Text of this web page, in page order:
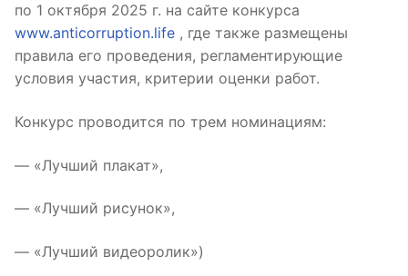
по 1 октября 2025 г. на сайте конкурса
www.anticorruption.life , где также размещены
правила его проведения, регламентирующие
условия участия, критерии оценки работ.
Конкурс проводится по трем номинациям:
— «Лучший плакат»,
— «Лучший рисунок»,
— «Лучший видеоролик»)